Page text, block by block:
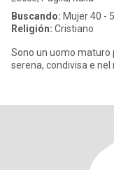
Buscando: Mujer 40 -
Religión: Cristiano
Sono un uomo maturo
serena, condivisa e nel